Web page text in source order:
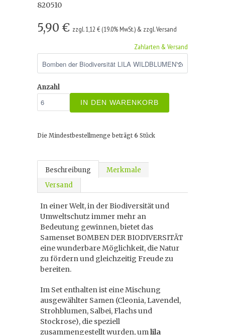
820510
5,90 € zzgl. 1,12 € (19.0% MwSt.) & zzgl. Versand
Zahlarten & Versand
Anzahl
IN DEN WARENKORB
Die Mindestbestellmenge beträgt 6 Stück
Beschreibung
Merkmale
Versand
In einer Welt, in der Biodiversität und
Umweltschutz immer mehr an
Bedeutung gewinnen, bietet das
Samenset BOMBEN DER BIODIVERSITÄT
eine wunderbare Möglichkeit, die Natur
zu fördern und gleichzeitig Freude zu
bereiten.
Im Set enthalten ist eine Mischung
ausgewählter Samen (Cleonia, Lavendel,
Strohblumen, Salbei, Flachs und
Stockrose), die speziell
zusammengestellt wurden, umlila